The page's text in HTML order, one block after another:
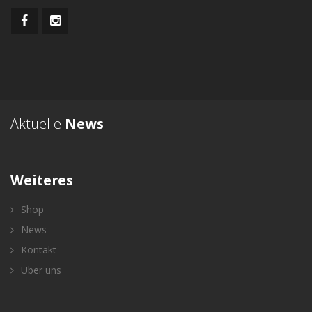
Aktuelle News
Weiteres
Shop
News
Kontakt
Über uns